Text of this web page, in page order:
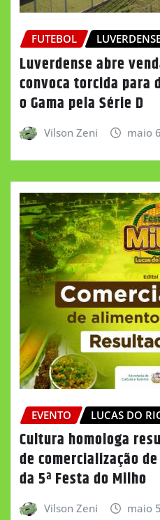
FUTEBOL
Luverdense abre
convoca torcida para
o Gama pela Série D
Vilson Zeni maio
EVENTO LUCAS DO
Cultura homologa
de comercialização
da 5ª Festa do Milho
Vilson Zeni maio